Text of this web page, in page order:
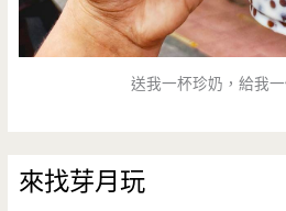
送我一杯珍奶，給我一
來找芽月玩